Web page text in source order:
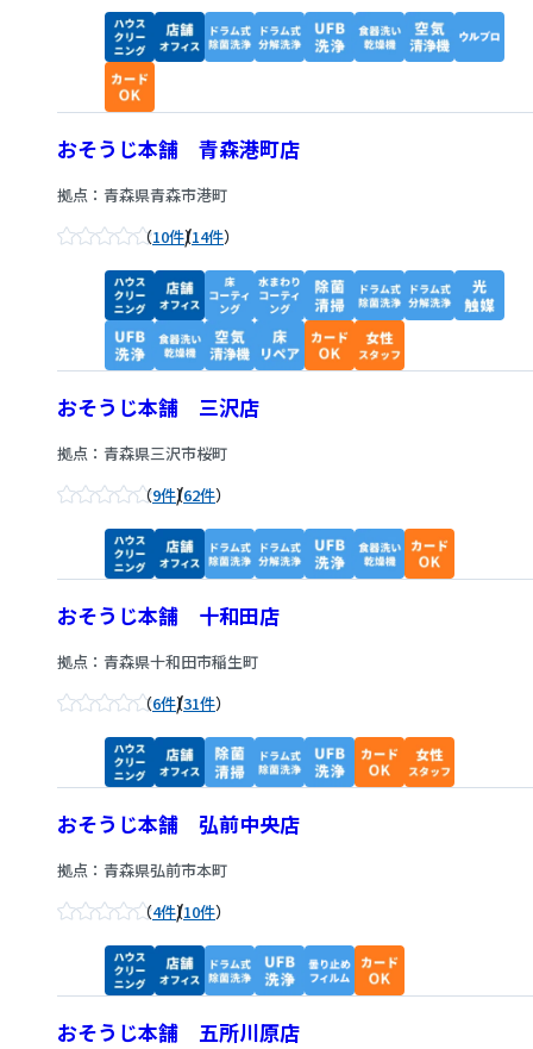
おそうじ本舗 青森港町店
拠点：青森県青森市港町
10件/14件
おそうじ本舗 三沢店
拠点：青森県三沢市桜町
9件/62件
おそうじ本舗 十和田店
拠点：青森県十和田市稲生町
6件/31件
おそうじ本舗 弘前中央店
拠点：青森県弘前市本町
4件/10件
おそうじ本舗 五所川原店